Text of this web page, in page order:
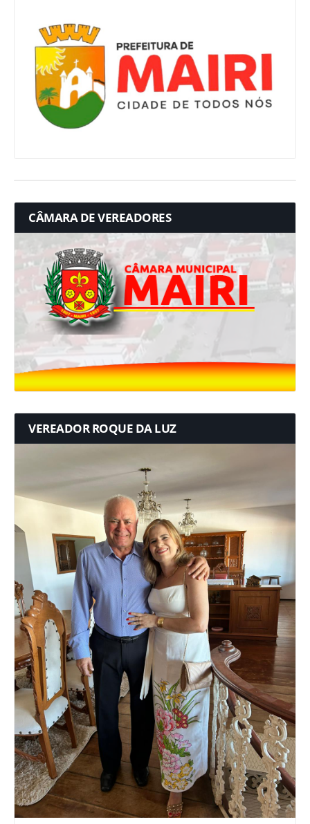
CÂMARA DE VEREADORES
VEREADOR ROQUE DA LUZ